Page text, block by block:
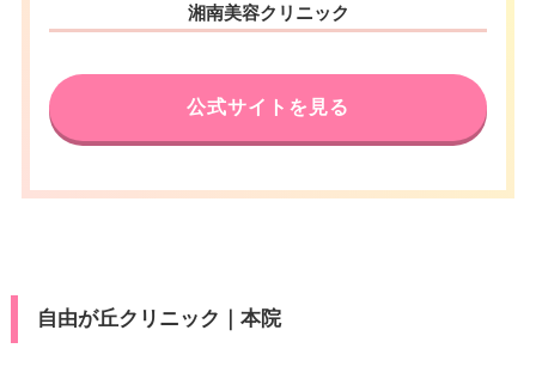
湘南美容クリニック
公式サイトを見る
自由が丘クリニック｜本院